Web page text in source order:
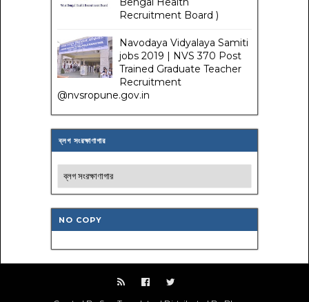
Recruitment Board )
Navodaya Vidyalaya Samiti
jobs 2019 | NVS 370 Post
Trained Graduate Teacher
Recruitment
@nvsropune.gov.in
ব্লগ সংরক্ষাণাগার
NO COPY